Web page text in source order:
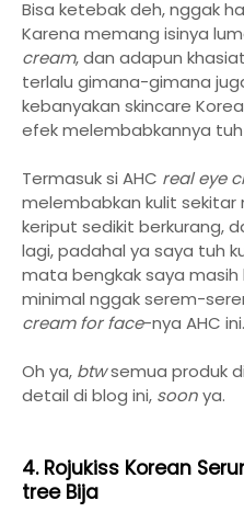
Bisa ketebak deh, nggak
Karena memang isinya
cream, dan adapun
terlalu gimana-gimana
kebanyakan skincare
efek melembabkannya tuh
Termasuk si AHC real eye
melembabkan kulit sekitar
keriput sedikit berkurang,
lagi, padahal ya saya tuh
mata bengkak saya
minimal nggak serem-
cream for face-nya AHC ini.
Oh ya, btwsemua produk
detail di blog ini, soonya.
4. Rojukiss Korean
tree Bija